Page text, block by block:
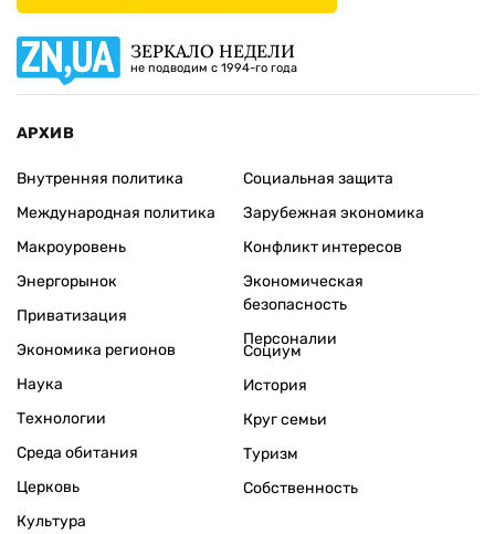
ЗЕРКАЛО НЕДЕЛИ
не подводим с 1994-го года
АРХИВ
Внутренняя политика
Международная политика
Макроуровень
Энергорынок
Приватизация
Экономика регионов
Социальная защита
Зарубежная экономика
Конфликт интересов
Экономическая
безопасность
Персоналии
Наука
Технологии
Среда обитания
Церковь
Культура
Социум
История
Круг семьи
Туризм
Собственность